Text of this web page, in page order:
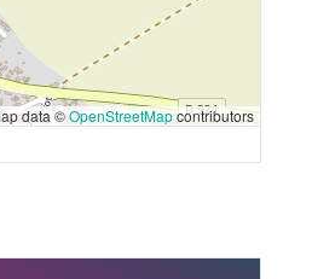
data ©OpenStreetMapcontributors